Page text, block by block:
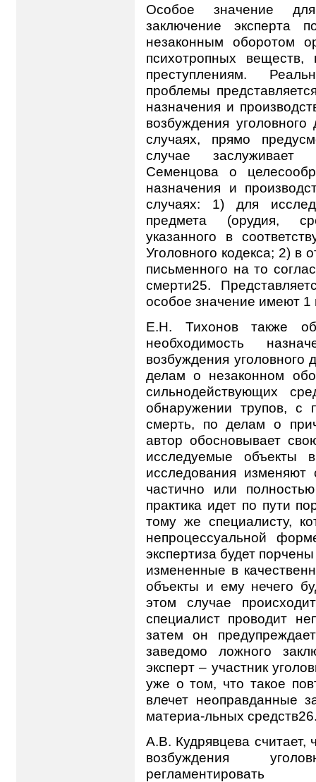
Особое значение
заключение эксперта
незаконным оборотом
психотропных
преступлениям.
проблемы
назначения и
возбуждения
случаях, прямо
случае
Семенцова о
назначения и
случаях: 1) для
предмета (орудия,
указанного в
Уголовного кодекса; 2)
письменного на то
смерти25.
особое значение имеют 1
Е.Н. Тихонов также
необходимость
возбуждения уголовного
делам о незаконном
сильнодействующих
обнаружении трупов, с
смерть, по делам о
автор обосновывает
исследуемые объекты в
исследования изменяют
частично или
практика идет по пути
тому же специалисту,
непроцессуальной
экспертиза будет
измененные в
объекты и ему нечего
этом случае
специалист проводит
затем он
заведомо ложного
эксперт – участник
уже о том, что такое
влечет неоправданные
материа-льных
А.В. Кудрявцева
возбуждения
регламентировать